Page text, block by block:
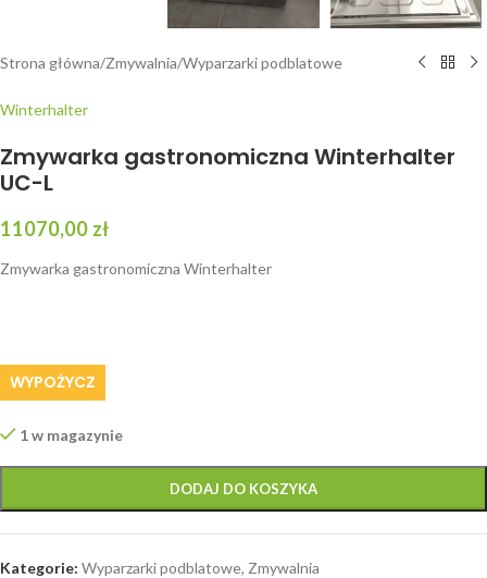
Strona główna/Zmywalnia/Wyparzarki podblatowe
Winterhalter
Zmywarka gastronomiczna Winterhalter
UC-L
11070,00 zł
Zmywarka gastronomiczna Winterhalter
WYPOŻYCZ
1 w magazynie
DODAJ DO KOSZYKA
Kategorie: Wyparzarki podblatowe, Zmywalnia